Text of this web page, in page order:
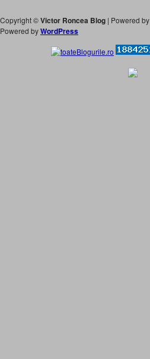
Copyright ©Victor Roncea Blog | Powered by
Powered byWordPress